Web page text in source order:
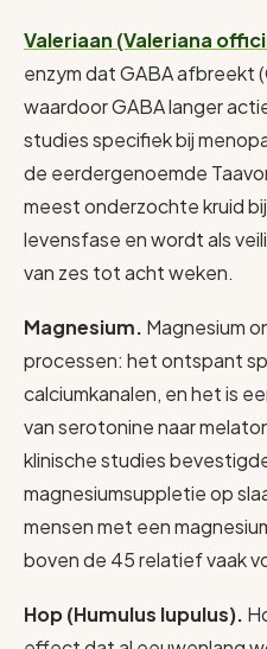
Valeriaan (Valeriana
enzym dat GABA afbreekt
waardoor GABA langer
studies specifiek bij
de eerdergenoemde
meest onderzochte kruid
levensfase en wordt als
van zes tot acht weken.
Magnesium. Magnesium
processen: het ontspant
calciumkanalen, en het is
van serotonine naar
klinische studies
magnesiumsuppletie op
mensen met een
boven de 45 relatief vaak
Hop (Humulus lupulus).